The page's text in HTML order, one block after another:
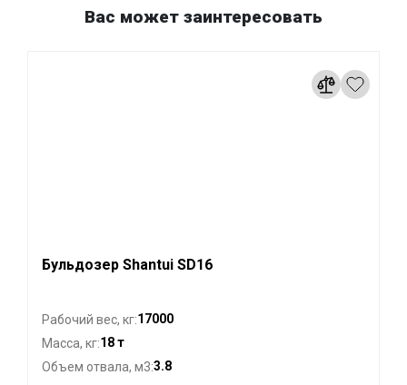
Вас может заинтересовать
Бульдозер Shantui SD16
Рабочий вес, кг:17000
Масса, кг:18 т
Объем отвала, м3:3.8